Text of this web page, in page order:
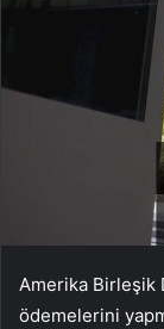
Amerika Birleşik
ödemelerini